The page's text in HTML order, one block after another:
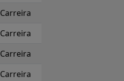
Carreira
Carreira
Carreira
Carreira